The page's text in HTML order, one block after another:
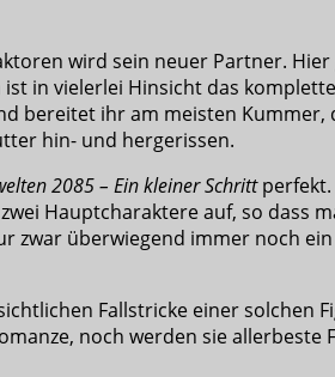
wird sein neuer Partner.
in vielerlei Hinsicht das
bereitet ihr am meisten
hin- und hergerissen.
2085 – Ein kleiner Schrittperfekt.
Hauptcharaktere auf, so dass
zwar überwiegend immer noch
Fallstricke einer
noch werden sie